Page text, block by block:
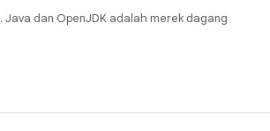
. Java dan OpenJDK adalah merek dagang